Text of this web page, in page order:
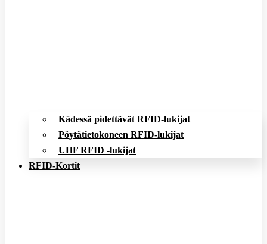
Kädessä pidettävät RFID-lukijat
Pöytätietokoneen RFID-lukijat
UHF RFID -lukijat
RFID-Kortit